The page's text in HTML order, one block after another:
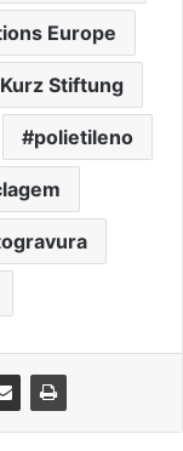
Europe
Stiftung
polietileno